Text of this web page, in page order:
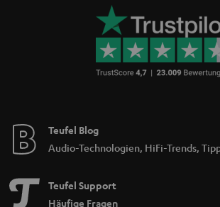
Teufel Blog
Audio-Technologien, HiFi-Trends,
Teufel Support
Häufige Fragen